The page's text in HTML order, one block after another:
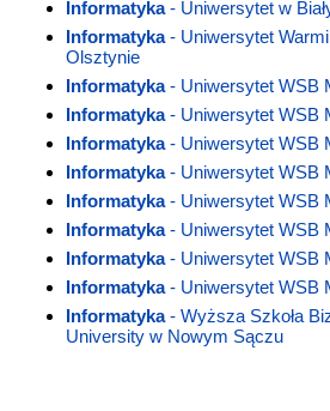
Informatyka- Uniwersytet w
Informatyka- Uniwersytet
Olsztynie
Informatyka- Uniwersytet WSB
Informatyka- Uniwersytet WSB
Informatyka- Uniwersytet WSB
Informatyka- Uniwersytet WSB
Informatyka- Uniwersytet WSB
Informatyka- Uniwersytet WSB
Informatyka- Uniwersytet WSB
Informatyka- Uniwersytet WSB
Informatyka- Wyższa Szkoła
University w Nowym Sączu